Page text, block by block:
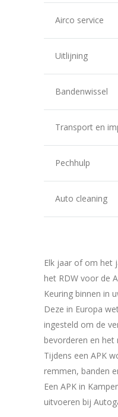
Airco service
Uitlijning
Bandenwissel
Transport en
Pechhulp
Auto cleaning
Elk jaar of om het
het RDW voor de
Keuring binnen in
Deze in Europa
ingesteld om de
bevorderen en het
Tijdens een APK
remmen, banden
Een APK in
uitvoeren bij